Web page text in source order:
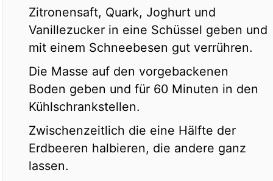
Zitronensaft, Quark, Joghurt und
Vanillezucker in eine Schüssel geben und
mit einem Schneebesen gut verrühren.
Die Masse auf den vorgebackenen
Boden geben und für 60 Minuten in den
Kühlschrankstellen.
Zwischenzeitlich die eine Hälfte der
Erdbeeren halbieren, die andere ganz
lassen.